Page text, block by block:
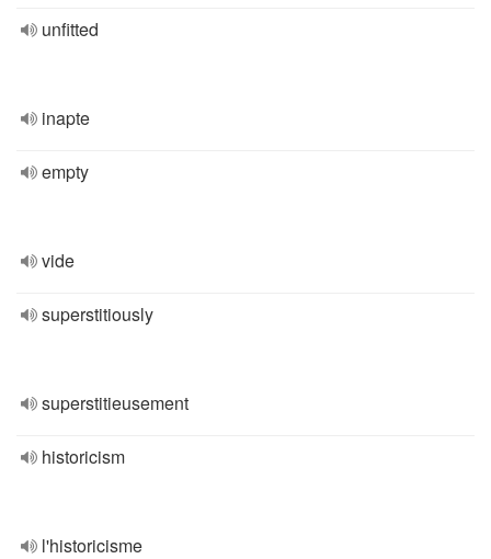
unfitted
inapte
empty
vide
superstitiously
superstitieusement
historicism
l'historicisme